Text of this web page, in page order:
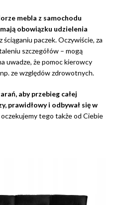
mebla z samochodu
obowiązku udzielenia
paczek. Oczywiście, za
szczegółów – mogą
uwadze, że pomoc kierowcy
ze względów zdrowotnych.
aby przebieg całej
prawidłowy i odbywał się w
oczekujemy tego także od Ciebie